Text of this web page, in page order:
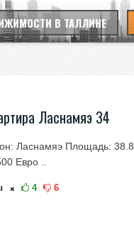
В ТАЛЛИНЕ
Ласнамяэ 34
Ласнамяэ Площадь: 38.8
Евро ..
4 6